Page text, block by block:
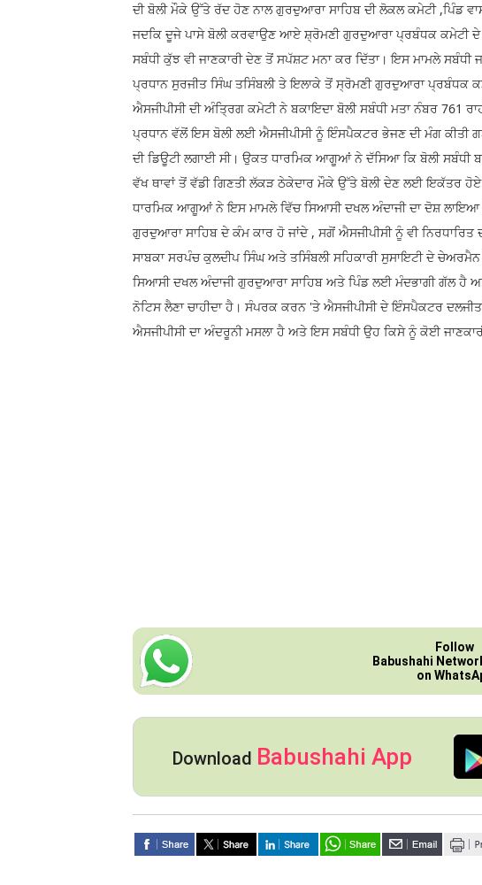
ਦੀ ਬੋਲੀ ਮੌਕੇ ਉੱਤੇ ਰੱਦ ਹੋਣ ਨਾਲ ਗੁਰਦੁਆਰਾ ਸਾਹਿਬ ਦੀ ਲੋਕਲ ਕਮੇਟੀ ,ਪਿੰਡ
ਜਦਕਿ ਦੂਜੇ ਪਾਸੇ ਬੋਲੀ ਕਰਵਾਉਣ ਆਏ ਸ਼੍ਰੋਮਣੀ ਗੁਰਦੁਆਰਾ ਪ੍ਰਬੰਧਕ ਕਮੇਟੀ
ਸਬੰਧੀ ਕੁੱਝ ਵੀ ਜਾਣਕਾਰੀ ਦੇਣ ਤੋਂ ਸਪੱਸ਼ਟ ਮਨਾ ਕਰ ਦਿੱਤਾ। ਇਸ ਮਾਮਲੇ ਸਬੰਧੀ
ਪ੍ਰਧਾਨ ਸੁਰਜੀਤ ਸਿੰਘ ਤਸਿੰਬਲੀ ਤੇ ਇਲਾਕੇ ਤੋਂ ਸ੍ਰੋਮਣੀ ਗੁਰਦੁਆਰਾ ਪ੍ਰਬੰਧਕ
ਐਸਜੀਪੀਸੀ ਦੀ ਅੰਤ੍ਰਿਗ ਕਮੇਟੀ ਨੇ ਬਕਾਇਦਾ ਬੋਲੀ ਸਬੰਧੀ ਮਤਾ ਨੰਬਰ 761
ਪ੍ਰਧਾਨ ਵੱਲੋਂ ਇਸ ਬੋਲੀ ਲਈ ਐਸਜੀਪੀਸੀ ਨੂੰ ਇੰਸਪੈਕਟਰ ਭੇਜਣ ਦੀ ਮੰਗ ਕੀਤੀ
ਦੀ ਡਿਊਟੀ ਲਗਾਈ ਸੀ। ਉਕਤ ਧਾਰਮਿਕ ਆਗੂਆਂ ਨੇ ਦੱਸਿਆ ਕਿ ਬੋਲੀ ਸਬੰਧੀ
ਵੱਖ ਥਾਵਾਂ ਤੋਂ ਵੱਡੀ ਗਿਣਤੀ ਲੱਕੜ ਠੇਕੇਦਾਰ ਮੌਕੇ ਉੱਤੇ ਬੋਲੀ ਦੇਣ ਲਈ ਇਕੱਤਰ
ਧਾਰਮਿਕ ਆਗੂਆਂ ਨੇ ਇਸ ਮਾਮਲੇ ਵਿੱਚ ਸਿਆਸੀ ਦਖਲ ਅੰਦਾਜੀ ਦਾ ਦੋਸ਼ ਲਾਇਆ
ਗੁਰਦੁਆਰਾ ਸਾਹਿਬ ਦੇ ਕੰਮ ਕਾਰ ਹੋ ਜਾਂਦੇ , ਸਗੋਂ ਐਸਜੀਪੀਸੀ ਨੂੰ ਵੀ
ਸਾਬਕਾ ਸਰਪੰਚ ਕੁਲਦੀਪ ਸਿੰਘ ਅਤੇ ਤਸਿੰਬਲੀ ਸਹਿਕਾਰੀ ਸੁਸਾਇਟੀ ਦੇ
ਸਿਆਸੀ ਦਖਲ ਅੰਦਾਜੀ ਗੁਰਦੁਆਰਾ ਸਾਹਿਬ ਅਤੇ ਪਿੰਡ ਲਈ ਮੰਦਭਾਗੀ ਗੱਲ ਹੈ
ਨੋਟਿਸ ਲੈਣਾ ਚਾਹੀਦਾ ਹੈ। ਸੰਪਰਕ ਕਰਨ 'ਤੇ ਐਸਜੀਪੀਸੀ ਦੇ ਇੰਸਪੈਕਟਰ
ਐਸਜੀਪੀਸੀ ਦਾ ਅੰਦਰੂਨੀ ਮਸਲਾ ਹੈ ਅਤੇ ਇਸ ਸਬੰਧੀ ਉਹ ਕਿਸੇ ਨੂੰ ਕੋਈ
Follow
Babushahi
on
Download Babushahi App